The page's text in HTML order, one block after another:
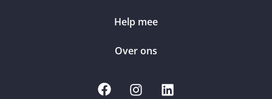
Help mee
Over ons